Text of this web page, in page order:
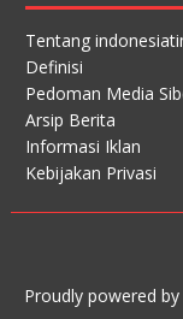
Tentang
Definisi
Pedoman Media
Arsip Berita
Informasi Iklan
Kebijakan Privasi
Proudly powered